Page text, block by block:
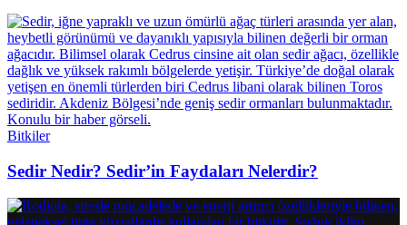
Bitkiler
Sedir Nedir? Sedir’in Faydaları Nelerdir?